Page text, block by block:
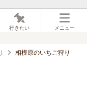
行きたい メニュー
相模原のいちご狩り